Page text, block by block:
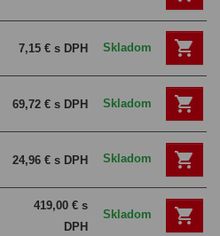
7,15 € s DPH Skladom 
69,72 € s DPH Skladom 
24,96 € s DPH Skladom 
419,00 € s
DPH
Skladom 